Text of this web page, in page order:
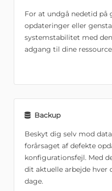
For at undgå nedetid på
opdateringer eller
systemstabilitet med
adgang til dine
Backup
Beskyt dig selv mod
forårsaget af defekte
konfigurationsfejl. Med
dit aktuelle arbejde hver
dage.